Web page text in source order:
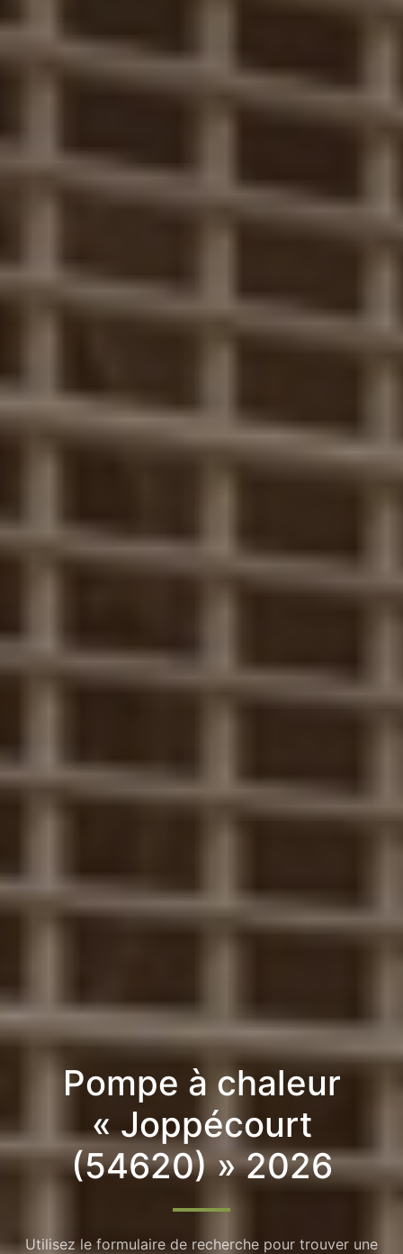
Pompe à chaleur
« Joppécourt
(54620) » 2026
Utilisez le formulaire de recherche pour trouver une